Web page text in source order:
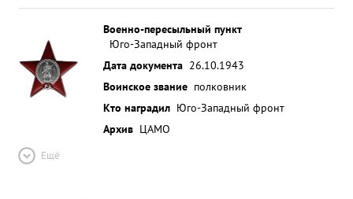
Военно-пересыльный пункт
Юго-Западный фронт
Дата документа 26.10.1943
Воинское звание полковник
Кто наградил Юго-Западный фронт
Архив ЦАМО
Ещё